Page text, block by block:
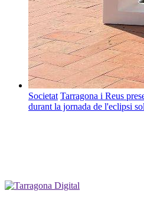
Societat Tarragona i Reus
durant la jornada de l'eclipsi